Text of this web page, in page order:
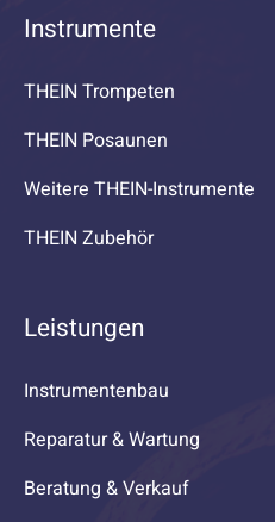
Instrumente
THEIN Trompeten
THEIN Posaunen
Weitere THEIN-Instrumente
THEIN Zubehör
Leistungen
Instrumentenbau
Reparatur & Wartung
Beratung & Verkauf